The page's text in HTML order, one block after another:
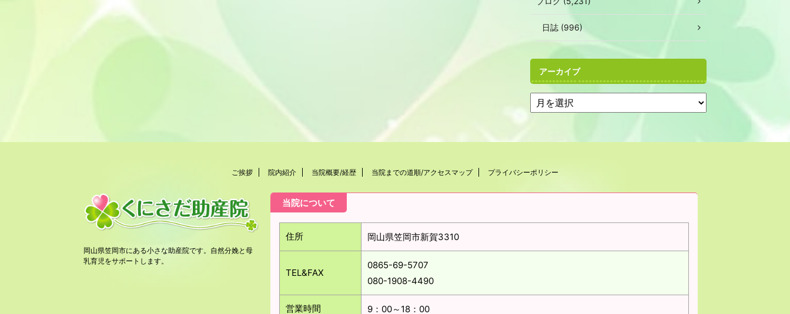
日誌 (996)
アーカイブ
ご挨拶 院内紹介 当院概要/経歴 当院までの道順/アクセスマップ プライバシーポリシー
当院について
住所 岡山県笠岡市新賀3310
TEL&FAX
0865-69-5707
080-1908-4490
営業時間 9：00～18：00
岡山県笠岡市にある小さな助産院です。自然分娩と母
乳育児をサポートします。